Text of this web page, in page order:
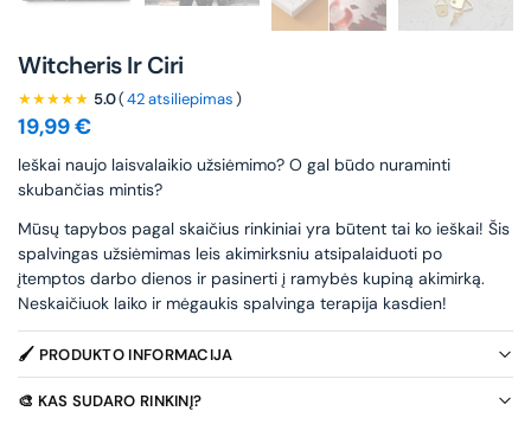
Witcheris Ir Ciri
★★★★★ 5.0(42 atsiliepimas)
19,99€
leškai naujo laisvalaikio užsiėmimo? O gal būdo nuraminti
skubančias mintis?
Mūsų tapybos pagal skaičius rinkiniai yra būtent tai ko ieškai! Šis
spalvingas užsiėmimas leis akimirksniu atsipalaiduoti po
įtemptos darbo dienos ir pasinerti į ramybės kupiną akimirką.
Neskaičiuok laiko ir mėgaukis spalvinga terapija kasdien!
🖌️ PRODUKTO INFORMACIJA
🎨 KAS SUDARO RINKINĮ?